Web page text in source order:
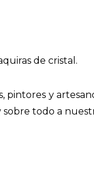
de cristal.
pintores y
todo a